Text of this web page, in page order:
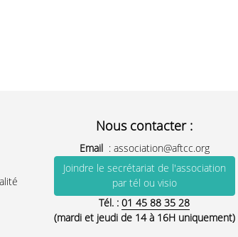
Nous contacter :
Email : association@aftcc.org
Joindre le secrétariat de l'association
par tél ou visio
Tél. : 01 45 88 35 28
(mardi et jeudi de 14 à 16H uniquement)